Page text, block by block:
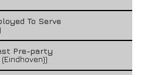
To Serve
Pre-party